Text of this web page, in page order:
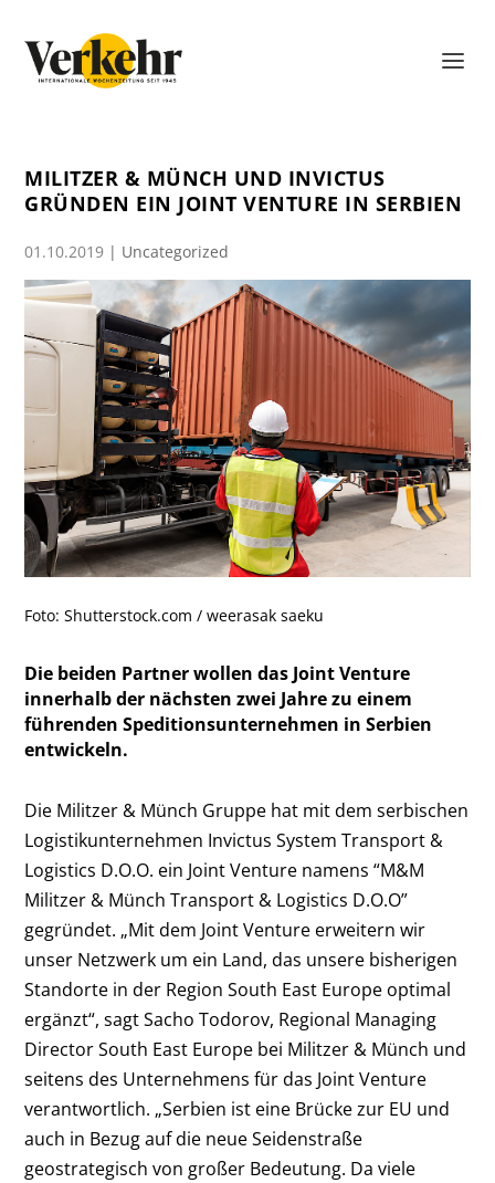
MILITZER & MÜNCH UND INVICTUS
GRÜNDEN EIN JOINT VENTURE IN SERBIEN
01.10.2019 | Uncategorized
Foto: Shutterstock.com / weerasak saeku
Die beiden Partner wollen das Joint Venture
innerhalb der nächsten zwei Jahre zu einem
führenden Speditionsunternehmen in Serbien
entwickeln.
Die Militzer & Münch Gruppe hat mit dem serbischen
Logistikunternehmen Invictus System Transport &
Logistics D.O.O. ein Joint Venture namens “M&M
Militzer & Münch Transport & Logistics D.O.O”
gegründet. „Mit dem Joint Venture erweitern wir
unser Netzwerk um ein Land, das unsere bisherigen
Standorte in der Region South East Europe optimal
ergänzt“, sagt Sacho Todorov, Regional Managing
Director South East Europe bei Militzer & Münch und
seitens des Unternehmens für das Joint Venture
verantwortlich. „Serbien ist eine Brücke zur EU und
auch in Bezug auf die neue Seidenstraße
geostrategisch von großer Bedeutung. Da viele